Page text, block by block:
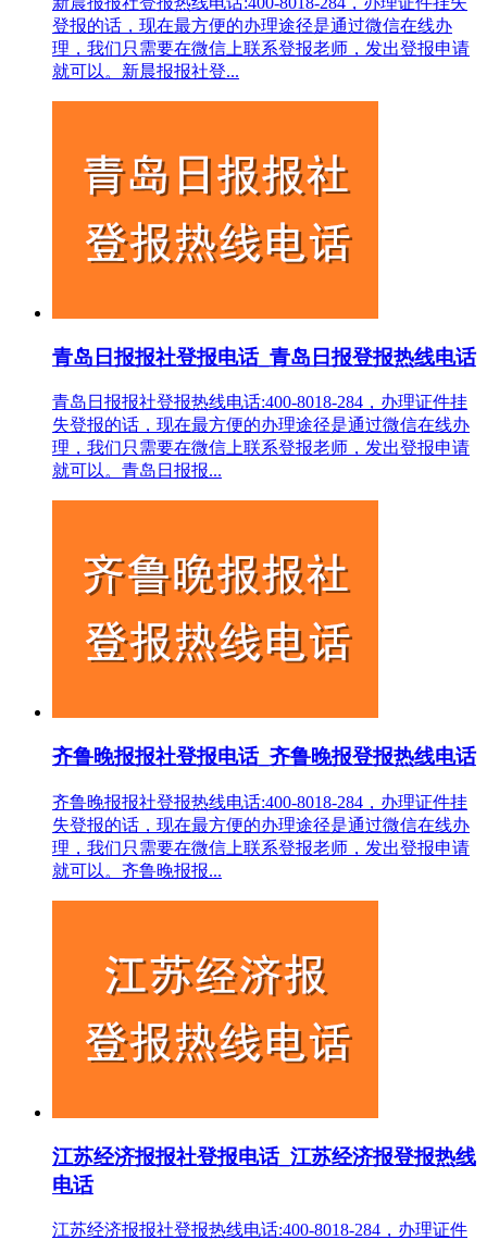
登报的话，现在最方便的办理途径是通过微信在线办
理，我们只需要在微信上联系登报老师，发出登报申请
就可以。新晨报报社登...
青岛日报报社登报电话_青岛日报登报热线电话
青岛日报报社登报热线电话:400-8018-284，办理证件挂
失登报的话，现在最方便的办理途径是通过微信在线办
理，我们只需要在微信上联系登报老师，发出登报申请
就可以。青岛日报报...
齐鲁晚报报社登报电话_齐鲁晚报登报热线电话
齐鲁晚报报社登报热线电话:400-8018-284，办理证件挂
失登报的话，现在最方便的办理途径是通过微信在线办
理，我们只需要在微信上联系登报老师，发出登报申请
就可以。齐鲁晚报报...
江苏经济报报社登报电话_江苏经济报登报热线
电话
江苏经济报报社登报热线电话:400-8018-284，办理证件